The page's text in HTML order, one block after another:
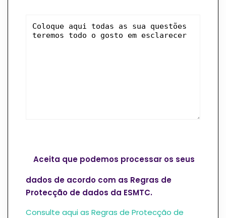
Aceita que podemos processar os seus
dados de acordo com as Regras de
Protecção de dados da ESMTC.
Consulte aqui as Regras de Protecção de